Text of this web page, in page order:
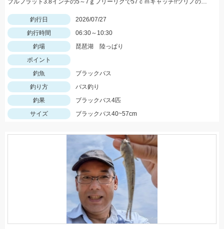
ブルフラット3.8インチの5～7ｇフリーリグで57ｃｍキャッチ!!ツリノのフロロカーボンラインは高強度、低伸度でカバー撃ちにはもってこいですよ♪
釣行日
2026/07/27
釣行時間
06:30～10:30
釣場
琵琶湖 陸っぱり
ポイント
釣魚
ブラックバス
釣り方
バス釣り
釣果
ブラックバス4匹
サイズ
ブラックバス40~57cm